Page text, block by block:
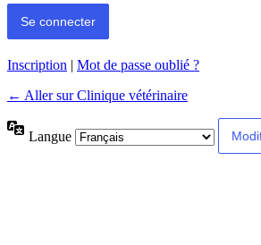
Inscription | Mot de passe oublié ?
← Aller sur Clinique vétérinaire
Langue